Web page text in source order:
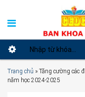
Trang chủ » Tăng cường các
năm học 2024-2025